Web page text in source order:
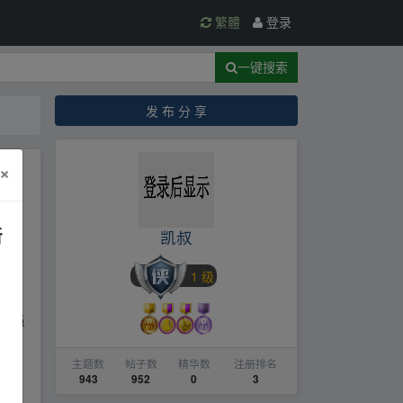
繁體 登录
一键搜索
员
发 布 分 享
凯叔
1 级
主题数
943
帖子数
952
精华数
0
注册排名
3
×